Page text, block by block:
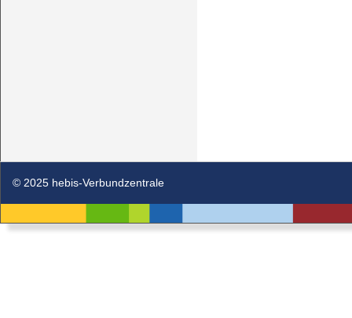
© 2025 hebis-Verbundzentrale